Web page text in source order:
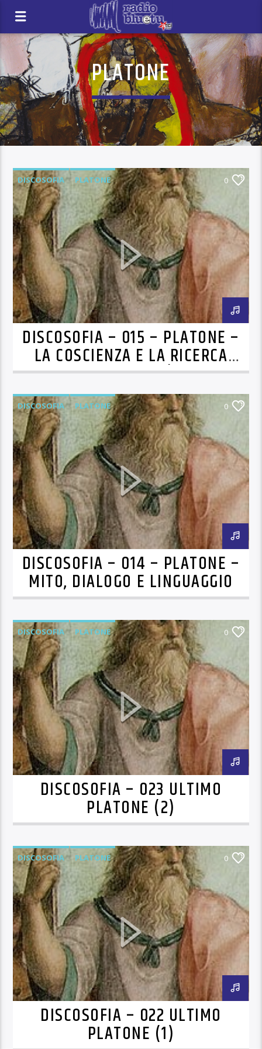
PLATONE
DISCOSOFIA PLATONE 0
DISCOSOFIA – 015 – PLATONE –
LA COSCIENZA E LA RICERCA
DELLA VIRTÙ
DISCOSOFIA PLATONE 0
DISCOSOFIA – 014 – PLATONE –
MITO, DIALOGO E LINGUAGGIO
DISCOSOFIA PLATONE 0
DISCOSOFIA – 023 ULTIMO
PLATONE (2)
DISCOSOFIA PLATONE 0
DISCOSOFIA – 022 ULTIMO
PLATONE (1)